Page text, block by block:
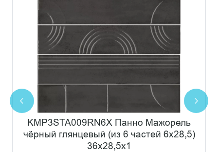
KMP3STA009RN6X Панно Мажорель
чёрный глянцевый (из 6 частей 6х28,5)
36x28,5x1